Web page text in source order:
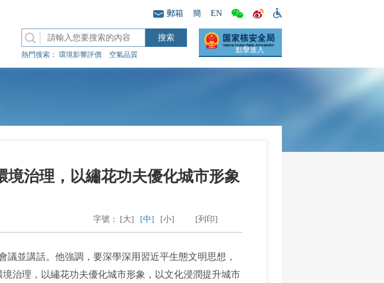
郵箱 簡 EN
熱門搜索： 環境影響評價 空氣品質
點擊進入
境治理，以繡花功夫優化城市形象
[列印]
字號： [大] [中] [小]
並講話。他強調，要深學深用習近平生態文明思想，
治理，以繡花功夫優化城市形象，以文化浸潤提升城市